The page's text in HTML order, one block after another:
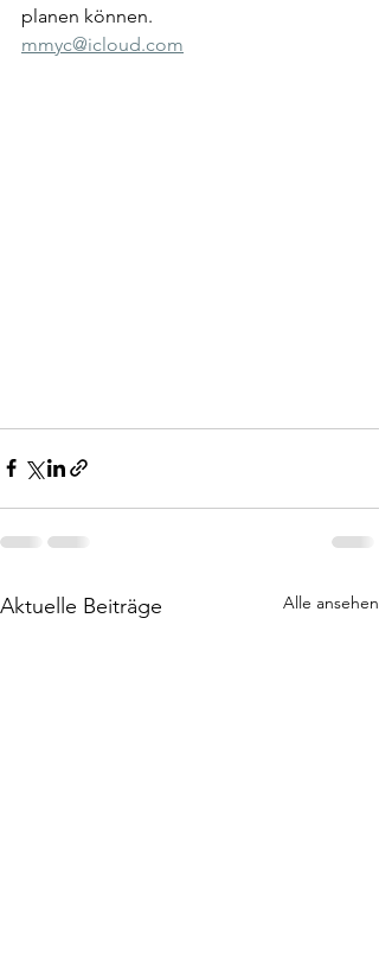
planen können.
mmyc@icloud.com
Aktuelle Beiträge Alle ansehen